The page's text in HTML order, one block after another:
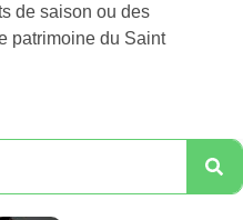
de saison ou des
patrimoine du Saint